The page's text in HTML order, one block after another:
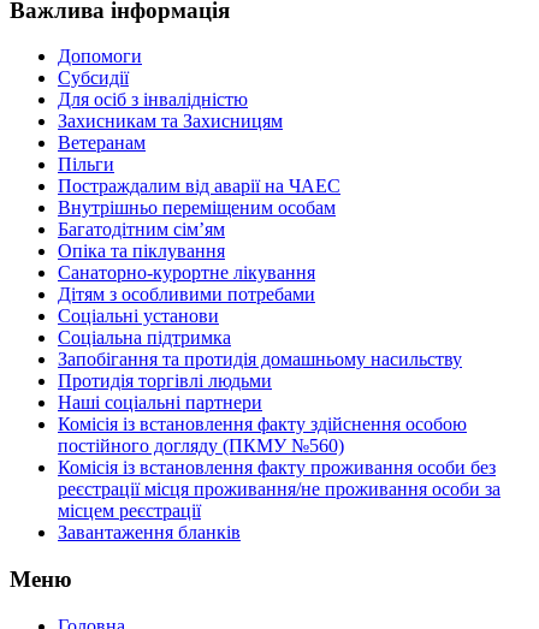
Важлива інформація
Допомоги
Субсидії
Для осіб з інвалідністю
Захисникам та Захисницям
Ветеранам
Пільги
Постраждалим від аварії на ЧАЕС
Внутрішньо переміщеним особам
Багатодітним сім’ям
Опіка та піклування
Санаторно-курортне лікування
Дітям з особливими потребами
Соціальні установи
Соціальна підтримка
Запобігання та протидія домашньому насильству
Протидія торгівлі людьми
Наші соціальні партнери
Комісія із встановлення факту здійснення особою
постійного догляду (ПКМУ №560)
Комісія із встановлення факту проживання особи без
реєстрації місця проживання/не проживання особи за
місцем реєстрації
Завантаження бланків
Меню